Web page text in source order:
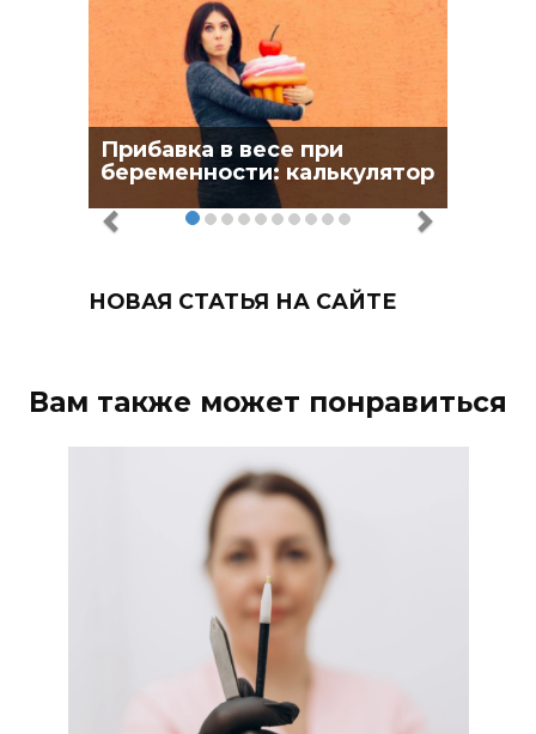
Прибавка в весе при
беременности: калькулятор
НОВАЯ СТАТЬЯ НА САЙТЕ
Вам также может понравиться